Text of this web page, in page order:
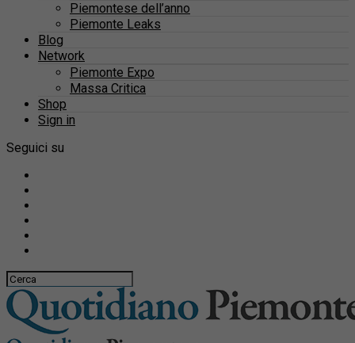
Piemontese dell’anno
Piemonte Leaks
Blog
Network
Piemonte Expo
Massa Critica
Shop
Sign in
Seguici su